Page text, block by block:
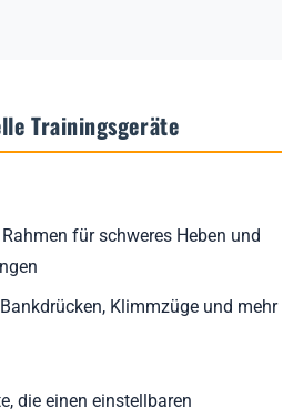
Trainingsgeräte
für schweres Heben und
Klimmzüge und mehr
die einen einstellbaren